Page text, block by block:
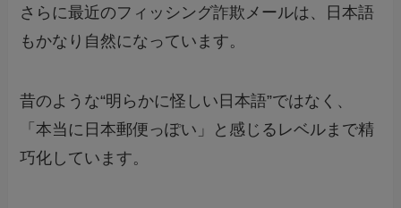
さらに最近のフィッシング詐欺メールは、日本語
もかなり自然になっています。
昔のような“明らかに怪しい日本語”ではなく、
「本当に日本郵便っぽい」と感じるレベルまで精
巧化しています。